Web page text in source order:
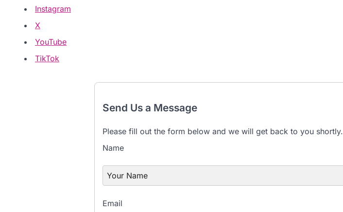
Instagram
X
YouTube
TikTok
Send Us a Message
Please fill out the form below and we will get back to you shortly.
Name
Email